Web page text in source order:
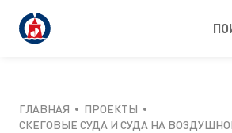
ГЛАВНАЯ
ПРОЕКТЫ
СКЕГОВЫЕ СУДА И СУДА НА